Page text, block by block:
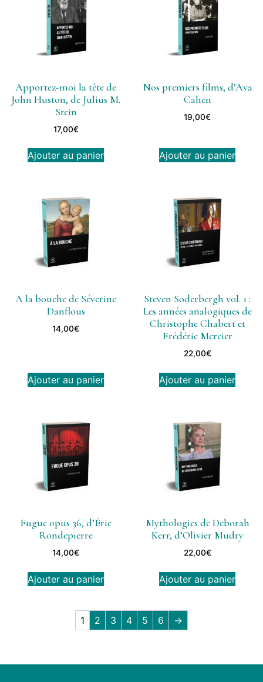
Apportez-moi la tête de
John Huston, de Julius M.
Stein
17,00€
Ajouter au panier
Nos premiers films, d’Ava
Cahen
19,00€
Ajouter au panier
A la bouche de Séverine
Danflous
14,00€
Ajouter au panier
Steven Soderbergh vol. 1 :
Les années analogiques de
Christophe Chabert et
Frédéric Mercier
22,00€
Ajouter au panier
Fugue opus 36, d’Éric
Rondepierre
14,00€
Ajouter au panier
Mythologies de Deborah
Kerr, d’Olivier Mudry
22,00€
Ajouter au panier
1 2 3 4 5 6 →